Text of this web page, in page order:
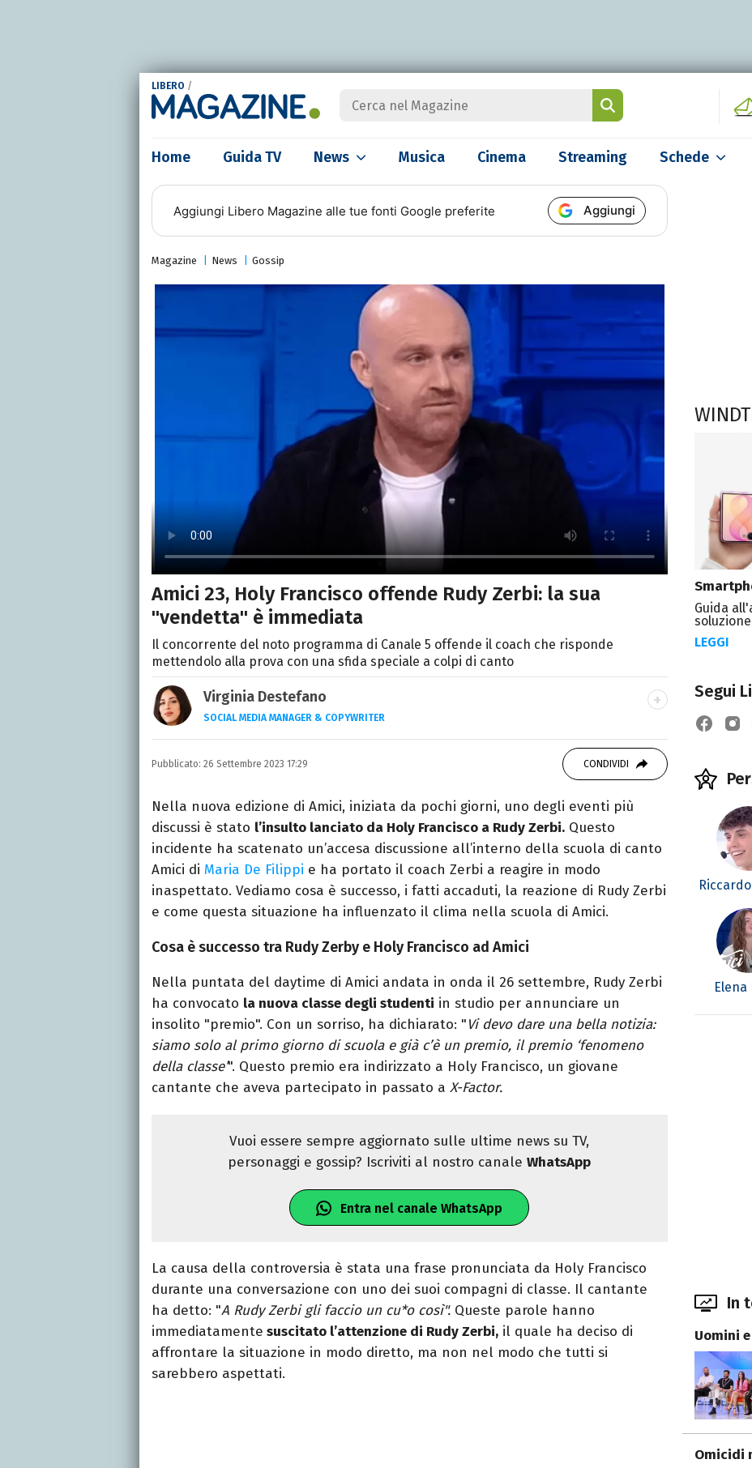
LIBERO /
Home Guida TV News Musica Cinema Streaming Schede
Aggiungi Libero Magazine alle tue fonti Google preferite Aggiungi
Magazine News Gossip
Amici 23, Holy Francisco offende Rudy Zerbi: la sua
"vendetta" è immediata
Il concorrente del noto programma di Canale 5 offende il coach che risponde
mettendolo alla prova con una sfida speciale a colpi di canto
Virginia Destefano
SOCIAL MEDIA MANAGER & COPYWRITER
Una passione smisurata per le serie TV. Laurea in Cinema, Televisione
e New Media, videomaking e scrittura sono il mio passatempo
Pubblicato: 26 Settembre 2023 17:29 CONDIVIDI
Nella nuova edizione di Amici, iniziata da pochi giorni, uno degli eventi più
discussi è stato l’insulto lanciato da Holy Francisco a Rudy Zerbi. Questo
incidente ha scatenato un’accesa discussione all’interno della scuola di canto
Amici di Maria De Filippi e ha portato il coach Zerbi a reagire in modo
inaspettato. Vediamo cosa è successo, i fatti accaduti, la reazione di Rudy Zerbi
e come questa situazione ha influenzato il clima nella scuola di Amici.
Cosa è successo tra Rudy Zerby e Holy Francisco ad Amici
Nella puntata del daytime di Amici andata in onda il 26 settembre, Rudy Zerbi
ha convocato la nuova classe degli studenti in studio per annunciare un
insolito "premio". Con un sorriso, ha dichiarato: "Vi devo dare una bella notizia:
siamo solo al primo giorno di scuola e già c’è un premio, il premio ‘fenomeno
della classe’". Questo premio era indirizzato a Holy Francisco, un giovane
cantante che aveva partecipato in passato a X-Factor.
Vuoi essere sempre aggiornato sulle ultime news su TV,
personaggi e gossip? Iscriviti al nostro canaleWhatsApp
Entra nel canale WhatsApp
La causa della controversia è stata una frase pronunciata da Holy Francisco
durante una conversazione con uno dei suoi compagni di classe. Il cantante
ha detto: "A Rudy Zerbi gli faccio un cu*o così". Queste parole hanno
immediatamente suscitato l’attenzione di Rudy Zerbi, il quale ha deciso di
affrontare la situazione in modo diretto, ma non nel modo che tutti si
sarebbero aspettati.
Guida
LEGGI
Segui
Elena
In
Uomini
Omicidi